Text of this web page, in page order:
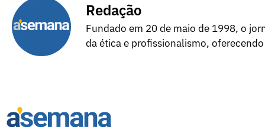
Redação
Fundado em 20 de maio de 1998, o
da ética e profissionalismo,